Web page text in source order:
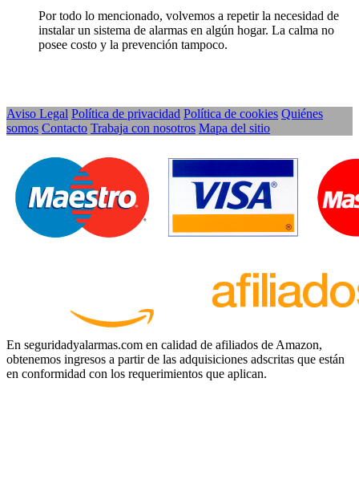
Por todo lo mencionado, volvemos a repetir la necesidad de
instalar un sistema de alarmas en algún hogar. La calma no
posee costo y la prevención tampoco.
Aviso Legal Política de privacidad Política de cookies Quiénes
somos Contacto Trabaja con nosotros Mapa del sitio
En seguridadyalarmas.com en calidad de afiliados de Amazon,
obtenemos ingresos a partir de las adquisiciones adscritas que están
en conformidad con los requerimientos que aplican.